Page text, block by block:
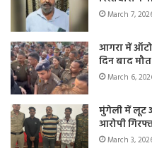
March 7,
आगरा में
दिन बाद मौत
March 6,
मुंगेली में लूट
आरोपी
March 3,